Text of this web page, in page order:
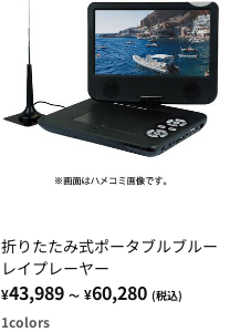
折りたたみ式ポータブルブルー
レイプレーヤー
¥43,989 ～ ¥60,280 (税込)
1colors